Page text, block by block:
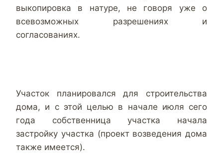
выкопировка в натуре, не говоря уже о
всевозможных разрешениях и
согласованиях.
Участок планировался для строительства
дома, и с этой целью в начале июля сего
года собственница участка начала
застройку участка (проект возведения дома
также имеется).